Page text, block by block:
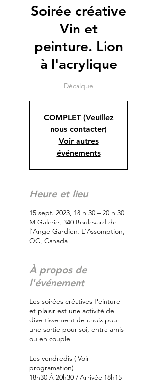
Soirée créative
Vin et
peinture. Lion
à l'acrylique
Décalque
COMPLET (Veuillez
nous contacter)
Voir autres
événements
Heure et lieu
15 sept. 2023, 18 h 30 – 20 h 30
M Galerie, 340 Boulevard de
l'Ange-Gardien, L'Assomption,
QC, Canada
À propos de
l'événement
Les soirées créatives Peinture
et plaisir est une activité de
divertissement de choix pour
une sortie pour soi, entre amis
ou en couple
Les vendredis ( Voir
programation)
18h30 À 20h30 / Arrivée 18h15